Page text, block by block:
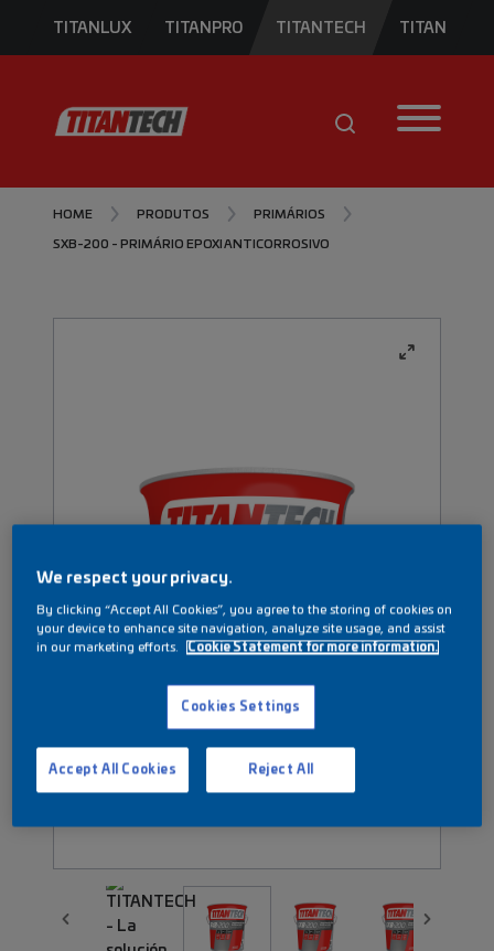
TITANLUX TITANPRO TITANTECH TITAN
HOME PRODUTOS PRIMÁRIOS
SXB-200 - PRIMÁRIO EPOXI ANTICORROSIVO
We respect your privacy.
By clicking “Accept All Cookies”, you agree to the storing of cookies on
your device to enhance site navigation, analyze site usage, and assist
in our marketing efforts.
Cookie Statement for more information.
Cookies Settings
Reject All
Accept All Cookies